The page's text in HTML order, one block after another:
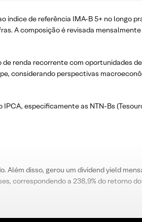
de referência IMA-B 5+ no longo
A composição é revisada
renda recorrente com oportunidades
considerando perspectivas
especificamente as NTN-Bs
Além disso, gerou um dividend yield
correspondendo a 238,9% do retorno do